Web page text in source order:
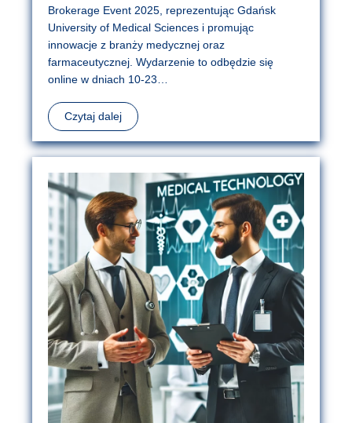
Brokerage Event 2025, reprezentując Gdańsk
University of Medical Sciences i promując
innowacje z branży medycznej oraz
farmaceutycznej. Wydarzenie to odbędzie się
online w dniach 10-23…
Czytaj dalej